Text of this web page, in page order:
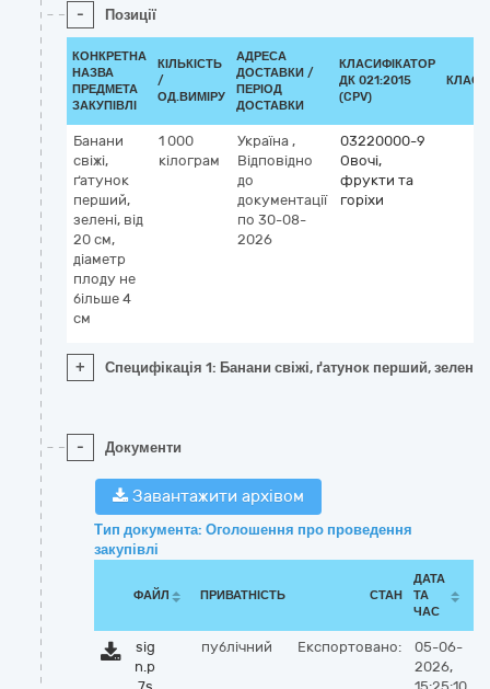
- Позиції
КОНКРЕТНА
НАЗВА
ПРЕДМЕТА
ЗАКУПІВЛІ
КІЛЬКІСТЬ
/
ОД.ВИМІРУ
АДРЕСА
ДОСТАВКИ /
ПЕРІОД
ДОСТАВКИ
КЛАСИФІКАТОР
ДК 021:2015
(CPV)
Банани
свіжі,
ґатунок
перший,
зелені, від
20 см,
діаметр
плоду не
більше 4
см
1 000
кілограм
Україна ,
Відповідно
до
документації
по 30-08-
2026
03220000-9
Овочі,
фрукти та
горіхи
+ Специфікація 1: Банани свіжі, ґатунок перший,
- Документи
Завантажити архівом
Тип документа: Оголошення про проведення
закупівлі
ФАЙЛ ПРИВАТНІСТЬ СТАН
ДАТА
ТА
ЧАС
sig
n.p
публічний Експортовано:
05-06-
2026,